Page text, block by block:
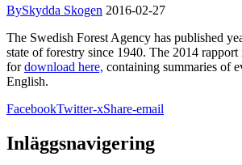
BySkydda Skogen 2016-02-27
The Swedish Forest Agency has published
state of forestry since 1940. The 2014 rapport
fordownload here, containing summaries of
English.
FacebookTwitter-xShare-email
Inläggsnavigering